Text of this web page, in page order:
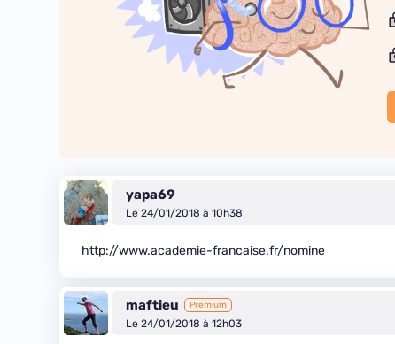
yapa69
Le 24/01/2018 à 10h38
http://www.academie-francaise.fr/nomine
maftieu Premium
Le 24/01/2018 à 12h03